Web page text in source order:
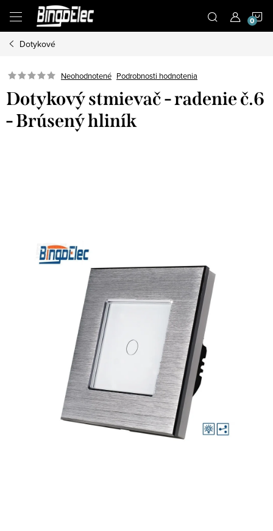
obsah
Dotykové
Neohodnotené Podrobnosti hodnotenia
Dotykový stmievač - radenie č.6
- Brúsený hliník